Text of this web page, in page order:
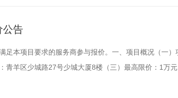
公告
本项目要求的服务商参与报价。一、项目概况（一）
羊区少城路27号少城大厦8楼（三）最高限价：1万元
办公室，空间面积约为300㎡，层高3.2米，梁下2.7米